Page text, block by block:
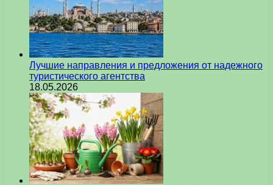
Лучшие направления и предложения от надежного
туристического агентства
18.05.2026